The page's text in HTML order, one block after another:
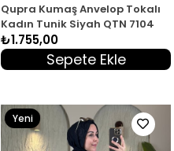
Qupra Kumaş Anvelop Tokalı
Kadın Tunik Siyah QTN 7104
₺1.755,00
Sepete Ekle
Yeni
Ürün